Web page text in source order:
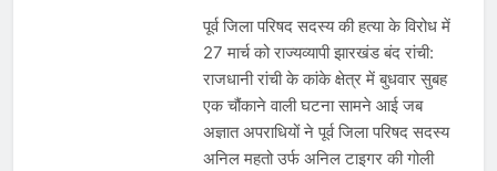
पूर्व जिला परिषद सदस्य की हत्या के विरोध में
27 मार्च को राज्यव्यापी झारखंड बंद रांची:
राजधानी रांची के कांके क्षेत्र में बुधवार सुबह
एक चौंकाने वाली घटना सामने आई जब
अज्ञात अपराधियों ने पूर्व जिला परिषद सदस्य
अनिल महतो उर्फ अनिल टाइगर की गोली